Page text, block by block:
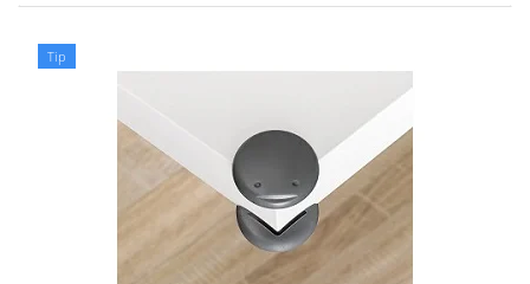
Tip